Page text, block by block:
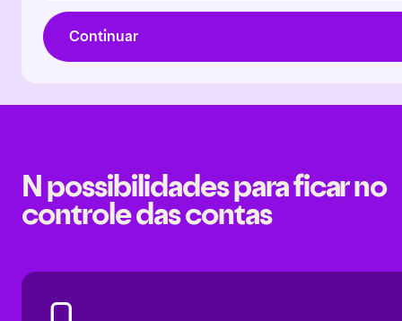
Continuar
N possibilidades para ficar no
controle das contas